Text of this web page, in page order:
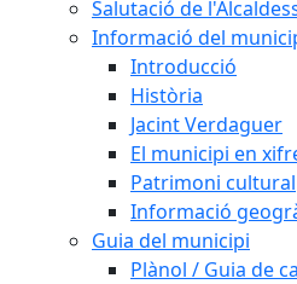
Salutació de
Informació del
Introducció
Història
Jacint Verdaguer
El municipi en
Patrimoni cultural
Informació
Guia del municipi
Plànol / Guia de